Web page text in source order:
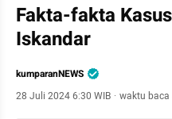
Fakta-fakta
Iskandar
kumparanNEWS
28 Juli 2024 6:30 WIB · waktu